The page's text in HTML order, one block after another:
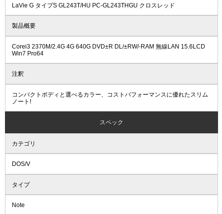
LaVie G タイプS GL243T/HU PC-GL243THGU クロスレッド
製品概要
Corei3 2370M/2.4G 4G 640G DVD±R DL/±RW/-RAM 無線LAN 15.6LCD
Win7 Pro64
注釈
コンパクトボディと選べるカラー、コストパフォーマンスに優れたスリム
ノート!
スペック
カテゴリ
DOS/V
タイプ
Note